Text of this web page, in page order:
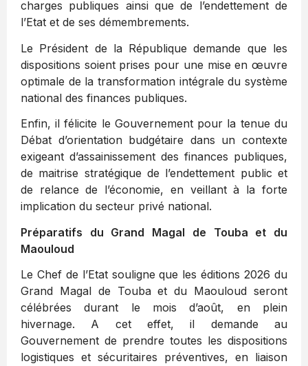
charges publiques ainsi que de l’endettement de
l’Etat et de ses démembrements.
Le Président de la République demande que les
dispositions soient prises pour une mise en œuvre
optimale de la transformation intégrale du système
national des finances publiques.
Enfin, il félicite le Gouvernement pour la tenue du
Débat d’orientation budgétaire dans un contexte
exigeant d’assainissement des finances publiques,
de maitrise stratégique de l’endettement public et
de relance de l’économie, en veillant à la forte
implication du secteur privé national.
Préparatifs du Grand Magal de Touba et du
Maouloud
Le Chef de l’Etat souligne que les éditions 2026 du
Grand Magal de Touba et du Maouloud seront
célébrées durant le mois d’août, en plein
hivernage. A cet effet, il demande au
Gouvernement de prendre toutes les dispositions
logistiques et sécuritaires préventives, en liaison